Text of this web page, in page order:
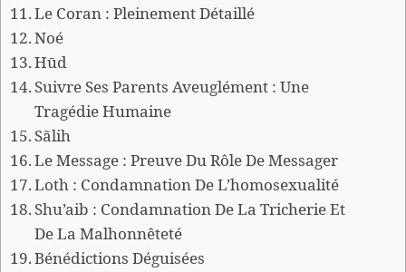
Le Coran : Pleinement Détaillé
Noé
Hūd
Suivre Ses Parents Aveuglément : Une
Tragédie Humaine
Sãlih
Le Message : Preuve Du Rôle De Messager
Loth : Condamnation De L’homosexualité
Shu’aib : Condamnation De La Tricherie Et
De La Malhonnêteté
Bénédictions Déguisées